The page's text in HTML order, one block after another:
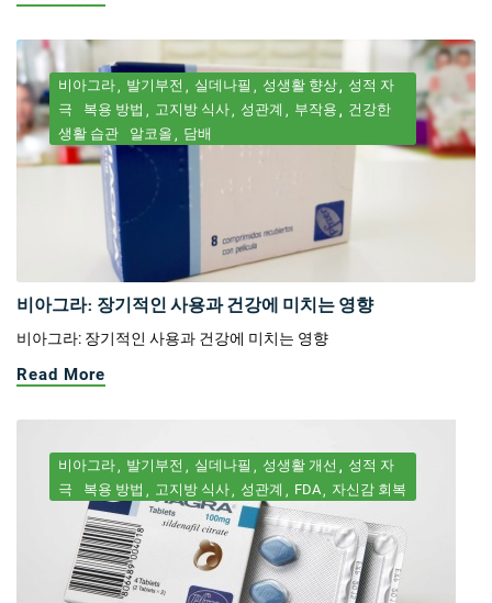
비아그라 발기부전 실데나필 성생활 향상
성적 자
극
복용 방법 고지방 식사 성관계 부작용
건강한
생활 습관
알코올 담배
비아그라: 장기적인 사용과 건강에 미치는 영향
비아그라: 장기적인 사용과 건강에 미치는 영향
Read More
비아그라 발기부전 실데나필 성생활 개선
성적 자
극
복용 방법 고지방 식사 성관계 FDA 자신감 회복